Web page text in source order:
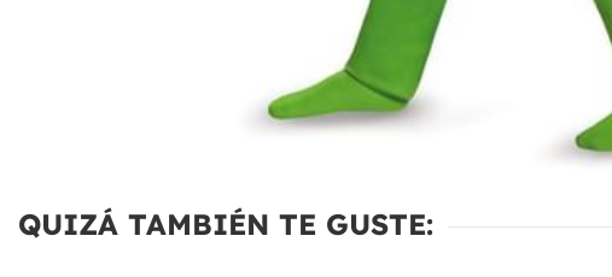
QUIZÁ TAMBIÉN TE GUSTE: